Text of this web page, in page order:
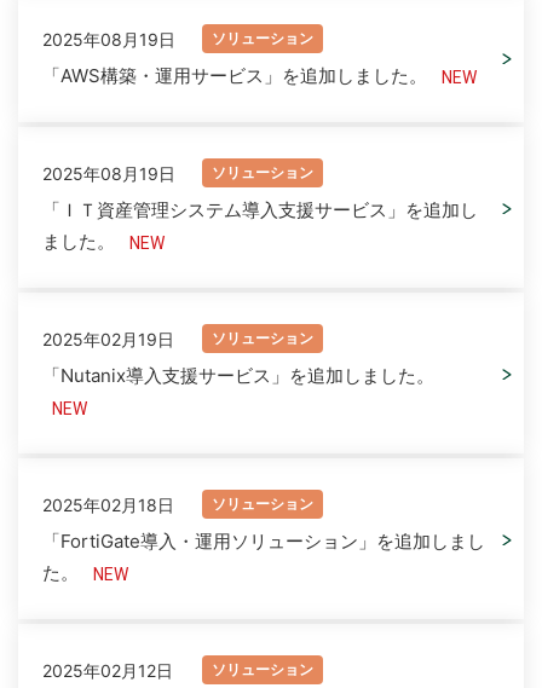
2025年08月19日 ソリューション
「AWS構築・運用サービス」を追加しました。
2025年08月19日 ソリューション
「ＩＴ資産管理システム導入支援サービス」を追加し
ました。
2025年02月19日 ソリューション
「Nutanix導入支援サービス」を追加しました。
2025年02月18日 ソリューション
「FortiGate導入・運用ソリューション」を追加しまし
た。
2025年02月12日 ソリューション